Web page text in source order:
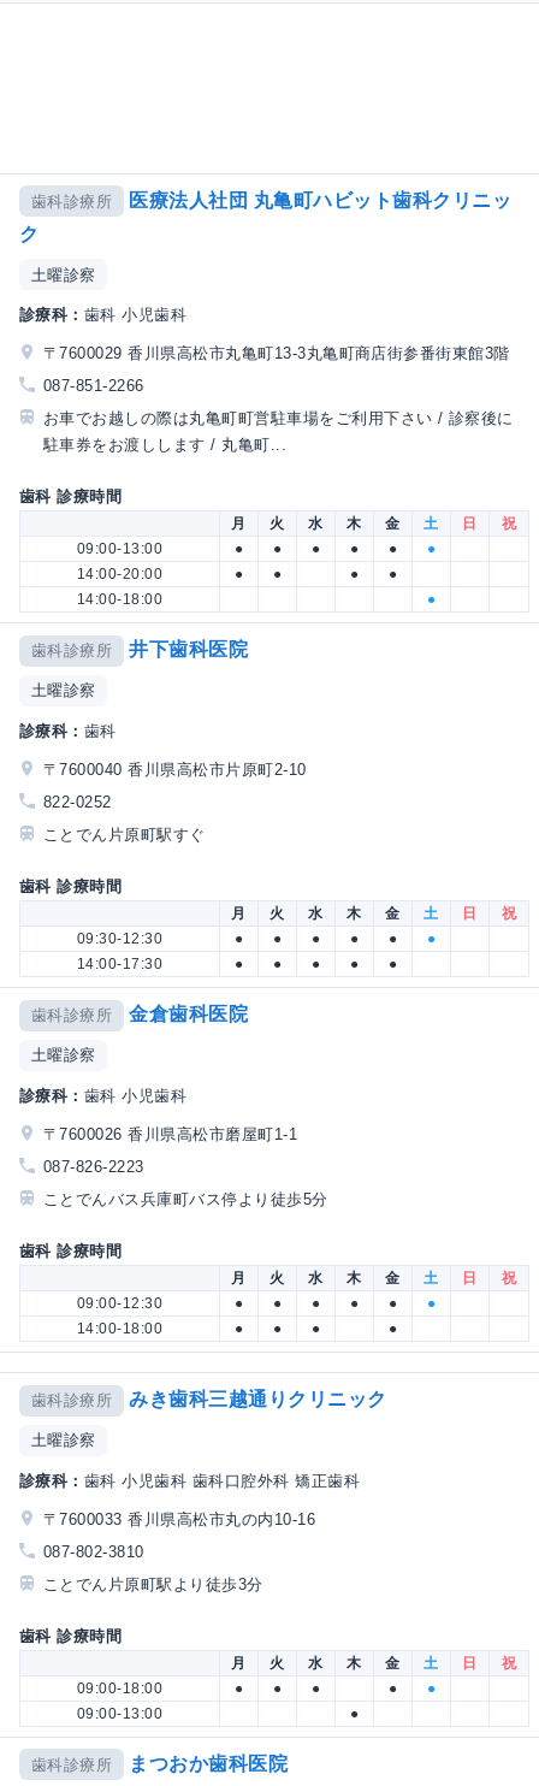
歯科診療所
医療法人社団 丸亀町ハビット歯科クリニッ
ク
土曜診察
診療科： 歯科 小児歯科
〒7600029 香川県高松市丸亀町13-3丸亀町商店街参番街東館3階
087-851-2266
お車でお越しの際は丸亀町町営駐車場をご利用下さい / 診察後に
駐車券をお渡しします / 丸亀町...
歯科 診療時間
月 火 水 木 金 土 日
祝
09:00-13:00
● ● ● ● ●
●
14:00-20:00
● ● ●
●
14:00-18:00
●
歯科診療所 井下歯科医院
土曜診察
診療科： 歯科
〒7600040 香川県高松市片原町2-10
822-0252
ことでん片原町駅すぐ
歯科 診療時間
月 火 水 木 金 土 日
祝
09:30-12:30
● ● ● ● ●
●
14:00-17:30
● ● ● ● ●
歯科診療所 金倉歯科医院
土曜診察
診療科： 歯科 小児歯科
〒7600026 香川県高松市磨屋町1-1
087-826-2223
ことでんバス兵庫町バス停より徒歩5分
歯科 診療時間
月 火 水 木 金 土 日
祝
09:00-12:30
● ● ● ● ●
●
14:00-18:00
● ● ● ●
歯科診療所 みき歯科三越通りクリニック
土曜診察
診療科： 歯科 小児歯科 歯科口腔外科 矯正歯科
〒7600033 香川県高松市丸の内10-16
087-802-3810
ことでん片原町駅より徒歩3分
歯科 診療時間
月 火 水 木 金 土 日
祝
09:00-18:00
● ● ● ●
●
09:00-13:00
●
歯科診療所 まつおか歯科医院